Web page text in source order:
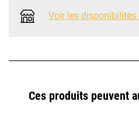
Voir les disponibilités
Ces produits peuvent